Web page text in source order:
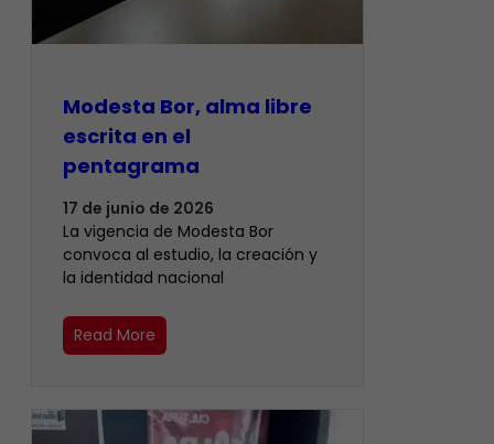
Modesta Bor, alma libre
escrita en el
pentagrama
17 de junio de 2026
La vigencia de Modesta Bor
convoca al estudio, la creación y
la identidad nacional
Read More